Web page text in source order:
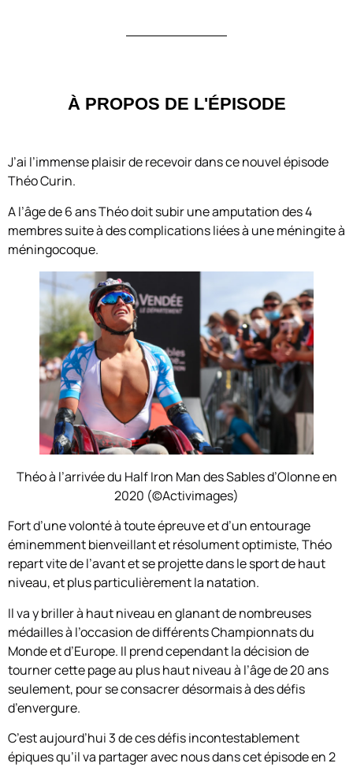
À PROPOS DE L'ÉPISODE
J’ai l’immense plaisir de recevoir dans ce nouvel épisode
Théo Curin.
A l’âge de 6 ans Théo doit subir une amputation des 4
membres suite à des complications liées à une méningite à
méningocoque.
Théo à l’arrivée du Half Iron Man des Sables d’Olonne en
2020 (©Activimages)
Fort d’une volonté à toute épreuve et d’un entourage
éminemment bienveillant et résolument optimiste, Théo
repart vite de l’avant et se projette dans le sport de haut
niveau, et plus particulièrement la natation.
Il va y briller à haut niveau en glanant de nombreuses
médailles à l’occasion de différents Championnats du
Monde et d’Europe. Il prend cependant la décision de
tourner cette page au plus haut niveau à l’âge de 20 ans
seulement, pour se consacrer désormais à des défis
d’envergure.
C’est aujourd’hui 3 de ces défis incontestablement
épiques qu’il va partager avec nous dans cet épisode en 2